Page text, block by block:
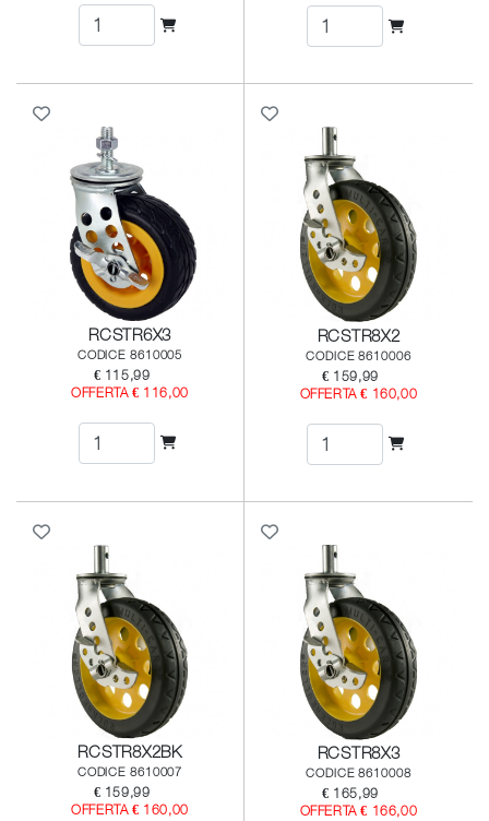
RCSTR6X3
CODICE 8610005
€ 115,99
OFFERTA € 116,00
RCSTR8X2
CODICE 8610006
€ 159,99
OFFERTA € 160,00
RCSTR8X2BK
CODICE 8610007
€ 159,99
OFFERTA € 160,00
RCSTR8X3
CODICE 8610008
€ 165,99
OFFERTA € 166,00